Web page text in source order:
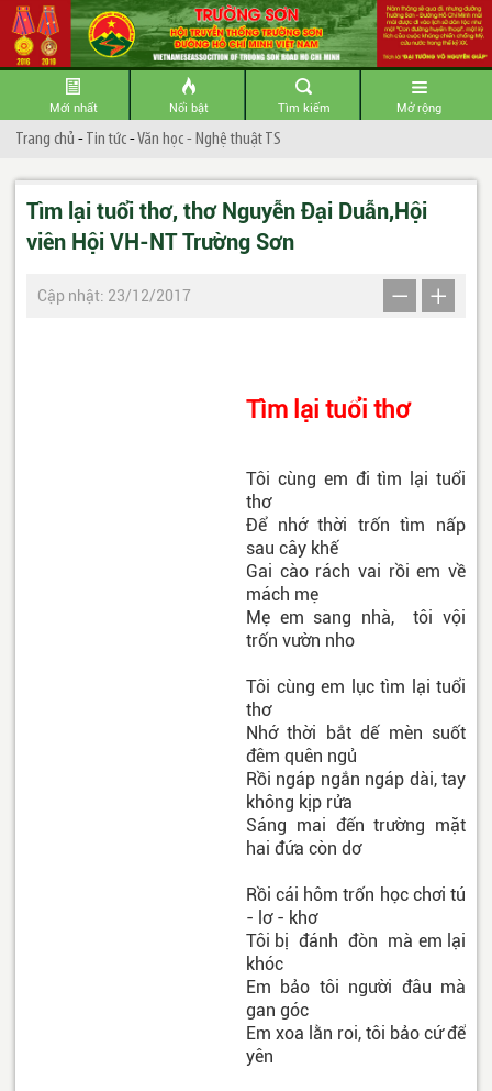
Mới nhất Nổi bật Tìm kiếm Mở rộng
Trang chủ -Tin tức-Văn học - Nghệ thuật TS
Tìm lại tuổi thơ, thơ Nguyễn Đại Duẫn,Hội
viên Hội VH-NT Trường Sơn
Cập nhật: 23/12/2017
Tìm lại tuổi thơ
Tôi cùng em đi tìm lại tuổi
thơ
Để nhớ thời trốn tìm nấp
sau cây khế
Gai cào rách vai rồi em về
mách mẹ
Mẹ em sang nhà, tôi vội
trốn vườn nho
Tôi cùng em lục tìm lại tuổi
thơ
Nhớ thời bắt dế mèn suốt
đêm quên ngủ
Rồi ngáp ngắn ngáp dài, tay
không kịp rửa
Sáng mai đến trường mặt
hai đứa còn dơ
Rồi cái hôm trốn học chơi tú
- lơ - khơ
Tôi bị đánh đòn mà em lại
khóc
Em bảo tôi người đâu mà
gan góc
Em xoa lằn roi, tôi bảo cứ để
yên